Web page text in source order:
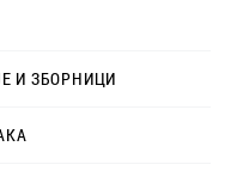
И ЗБОРНИЦИ